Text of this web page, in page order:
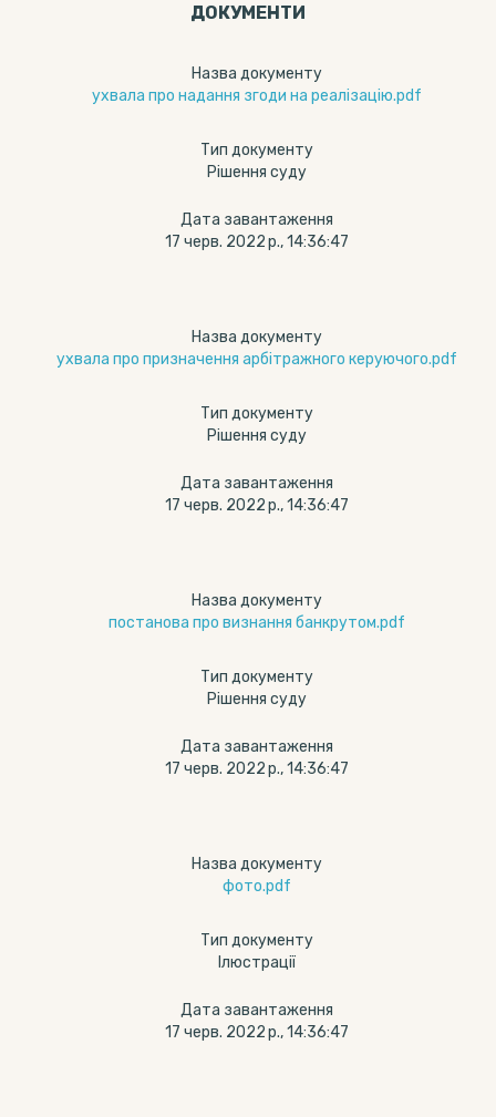
ДОКУМЕНТИ
Назва документу
ухвала про надання згоди на реалізацію.pdf
Тип документу
Рішення суду
Дата завантаження
17 черв. 2022 р., 14:36:47
Назва документу
ухвала про призначення арбітражного керуючого.pdf
Тип документу
Рішення суду
Дата завантаження
17 черв. 2022 р., 14:36:47
Назва документу
постанова про визнання банкрутом.pdf
Тип документу
Рішення суду
Дата завантаження
17 черв. 2022 р., 14:36:47
Назва документу
фото.pdf
Тип документу
Ілюстрації
Дата завантаження
17 черв. 2022 р., 14:36:47